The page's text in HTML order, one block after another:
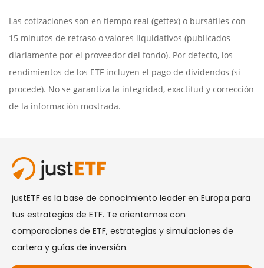
Las cotizaciones son en tiempo real (gettex) o bursátiles con
15 minutos de retraso o valores liquidativos (publicados
diariamente por el proveedor del fondo). Por defecto, los
rendimientos de los ETF incluyen el pago de dividendos (si
procede). No se garantiza la integridad, exactitud y corrección
de la información mostrada.